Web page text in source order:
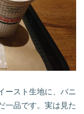
ースト生地に、バニ
一品です。実は見た